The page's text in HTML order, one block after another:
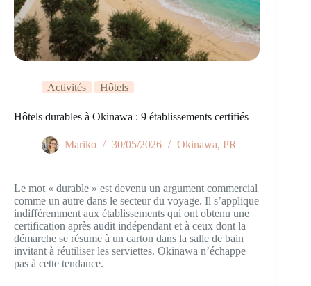
Activités Hôtels
Hôtels durables à Okinawa : 9 établissements certifiés
Mariko 30/05/2026 Okinawa, PR
Le mot « durable » est devenu un argument commercial
comme un autre dans le secteur du voyage. Il s’applique
indifféremment aux établissements qui ont obtenu une
certification après audit indépendant et à ceux dont la
démarche se résume à un carton dans la salle de bain
invitant à réutiliser les serviettes. Okinawa n’échappe
pas à cette tendance.